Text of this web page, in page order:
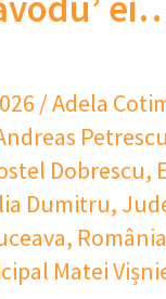
/Adela
Petrescu
Dobrescu,
Dumitru,
, România
Matei